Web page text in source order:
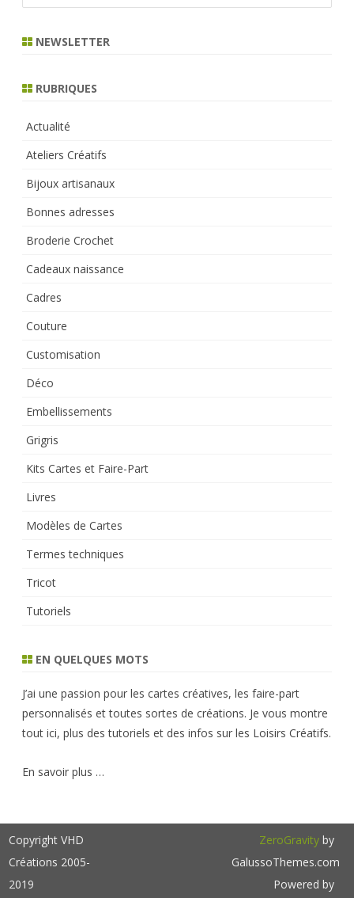
r
NEWSLETTER
RUBRIQUES
Actualité
Ateliers Créatifs
Bijoux artisanaux
Bonnes adresses
Broderie Crochet
Cadeaux naissance
Cadres
Couture
Customisation
Déco
Embellissements
Grigris
Kits Cartes et Faire-Part
Livres
Modèles de Cartes
Termes techniques
Tricot
Tutoriels
EN QUELQUES MOTS
J’ai une passion pour les cartes créatives, les faire-part
personnalisés et toutes sortes de créations. Je vous montre
tout ici, plus des tutoriels et des infos sur les Loisirs Créatifs.
En savoir plus …
Copyright VHD
Créations 2005-
2019
ZeroGravityby
GalussoThemes.com
Powered by